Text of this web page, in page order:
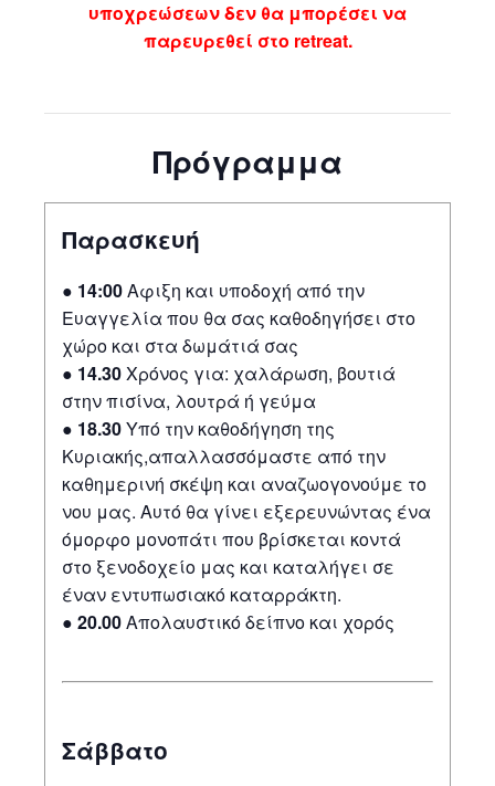
υποχρεώσεων δεν θα μπορέσει να
παρευρεθεί στο retreat.
Πρόγραμμα
Παρασκευή
● 14:00Αφιξη και υποδοχή από την
Ευαγγελία που θα σας καθοδηγήσει στο
χώρο και στα δωμάτιά σας
● 14.30Χρόνος για: χαλάρωση, βουτιά
στην πισίνα, λουτρά ή γεύμα
● 18.30Υπό την καθοδήγηση της
Κυριακής,απαλλασσόμαστε από την
καθημερινή σκέψη και αναζωογονούμε το
νου μας. Αυτό θα γίνει εξερευνώντας ένα
όμορφο μονοπάτι που βρίσκεται κοντά
στο ξενοδοχείο μας και καταλήγει σε
έναν εντυπωσιακό καταρράκτη.
●20.00Απολαυστικό δείπνο και χορός
Σάββατο